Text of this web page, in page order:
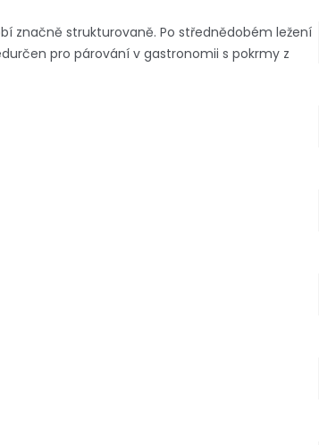
značně strukturovaně. Po střednědobém ležení
pro párování v gastronomii s pokrmy z